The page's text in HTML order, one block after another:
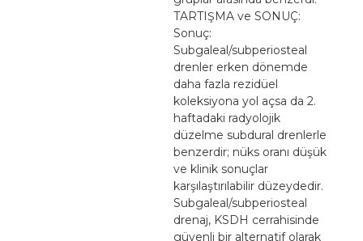
TARTIŞMA ve SONUÇ:
Sonuç:
Subgaleal/subperiosteal
drenler erken dönemde
daha fazla rezidüel
koleksiyona yol açsa da 2.
haftadaki radyolojik
düzelme subdural drenlerle
benzerdir; nüks oranı düşük
ve klinik sonuçlar
karşılaştırılabilir düzeydedir.
Subgaleal/subperiosteal
drenaj, KSDH cerrahisinde
güvenli bir alternatif olarak